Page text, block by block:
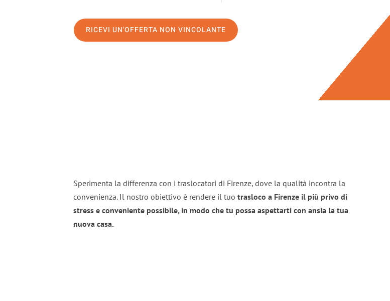
RICEVI UN'OFFERTA NON VINCOLANTE
Sperimenta la differenza con i traslocatori di Firenze, dove la qualità incontra la
convenienza. Il nostro obiettivo è rendere il tuo trasloco a Firenze il più privo di
stress e conveniente possibile, in modo che tu possa aspettarti con ansia la tua
nuova casa.